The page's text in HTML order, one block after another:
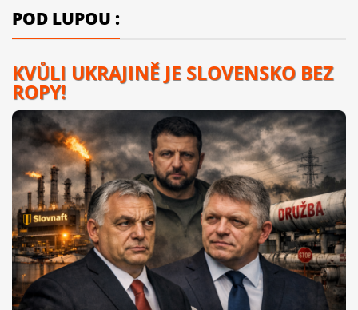
POD LUPOU :
KVŮLI UKRAJINĚ JE SLOVENSKO BEZ
ROPY!